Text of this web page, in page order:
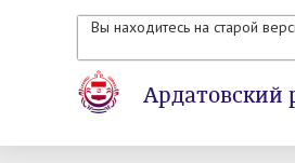
Вы находитесь на старой
Ардатовский